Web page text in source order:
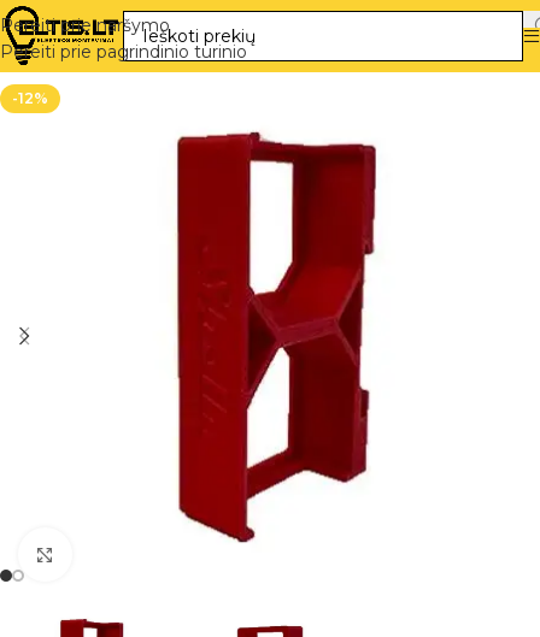
Pereiti prie naršymo
Pereiti prie pagrindinio turinio
-12%